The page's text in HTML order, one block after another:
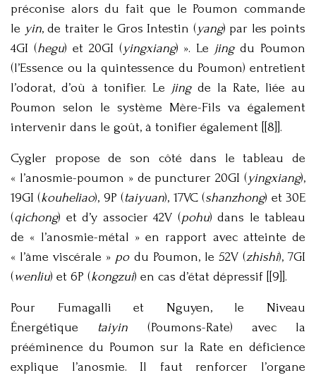
préconise alors du fait que le Poumon commande
le yin, de traiter le Gros Intestin (yang) par les points
4GI (hegu) et 20GI (yingxiang) ». Le jingdu Poumon
(l’Essence ou la quintessence du Poumon) entretient
l’odorat, d’où à tonifier. Le jingde la Rate, liée au
Poumon selon le système Mère-Fils va également
intervenir dans le goût, à tonifier également [[8]].
Cygler propose de son côté dans le tableau de
« l’anosmie-poumon » de puncturer 20GI (yingxiang),
19GI (kouheliao), 9P (taiyuan), 17VC (shanzhong) et 30E
(qichong) et d’y associer 42V (pohu) dans le tableau
de « l’anosmie-métal » en rapport avec atteinte de
« l’âme viscérale » podu Poumon, le 52V (zhishi), 7GI
(wenliu) et 6P (kongzui) en cas d’état dépressif [[9]].
Pour Fumagalli et Nguyen, le Niveau
Énergétique taiyin (Poumons-Rate) avec la
prééminence du Poumon sur la Rate en déficience
explique l’anosmie. Il faut renforcer l’organe